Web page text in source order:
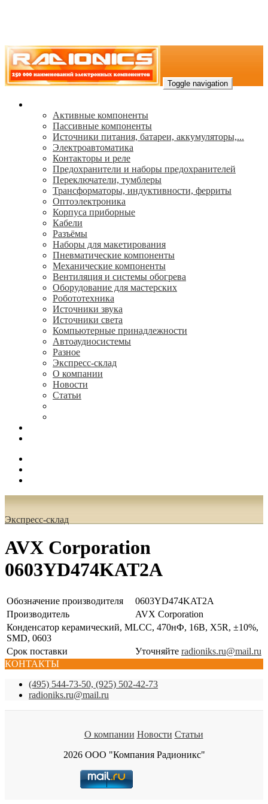
Toggle navigation
Активные компоненты
Пассивные компоненты
Источники питания, батареи, аккумуляторы,...
Электроавтоматика
Контакторы и реле
Предохранители и наборы предохранителей
Переключатели, тумблеры
Трансформаторы, индуктивности, ферриты
Oптоэлектроника
Корпуса приборные
Кабели
Разъёмы
Наборы для макетирования
Пневматические компоненты
Механические компоненты
Вентиляция и системы обогрева
Оборудование для мастерских
Робототехника
Источники звука
Источники света
Компьютерные принадлежности
Автоаудиосистемы
Разное
Экспресс-склад
О компании
Новости
Статьи
Экспресс-склад
AVX Corporation
0603YD474KAT2A
Обозначение производителя
0603YD474KAT2A
Производитель
AVX Corporation
Конденсатор керамический, MLCC, 470нФ, 16В, X5R, ±10%,
SMD, 0603
Срок поставки
Уточняйте radioniks.ru@mail.ru
КОНТАКТЫ
(495) 544-73-50, (925) 502-42-73
radioniks.ru@mail.ru
О компании Новости Статьи
2026 ООО "Компания Радионикс"